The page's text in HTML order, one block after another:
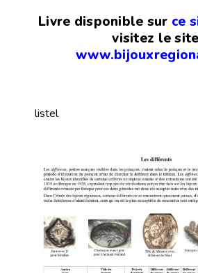
Livre disponible sur ce
visitez le site
listel